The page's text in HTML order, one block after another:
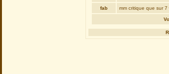
fab mm critique que sur 7